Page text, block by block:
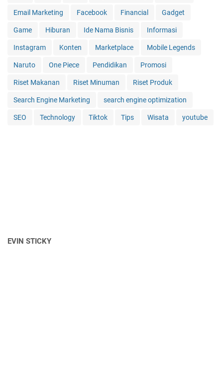
Email Marketing Facebook Financial Gadget
Game Hiburan Ide Nama Bisnis Informasi
Instagram Konten Marketplace Mobile Legends
Naruto One Piece Pendidikan Promosi
Riset Makanan Riset Minuman Riset Produk
Search Engine Marketing search engine optimization
SEO Technology Tiktok Tips Wisata youtube
EVIN STICKY